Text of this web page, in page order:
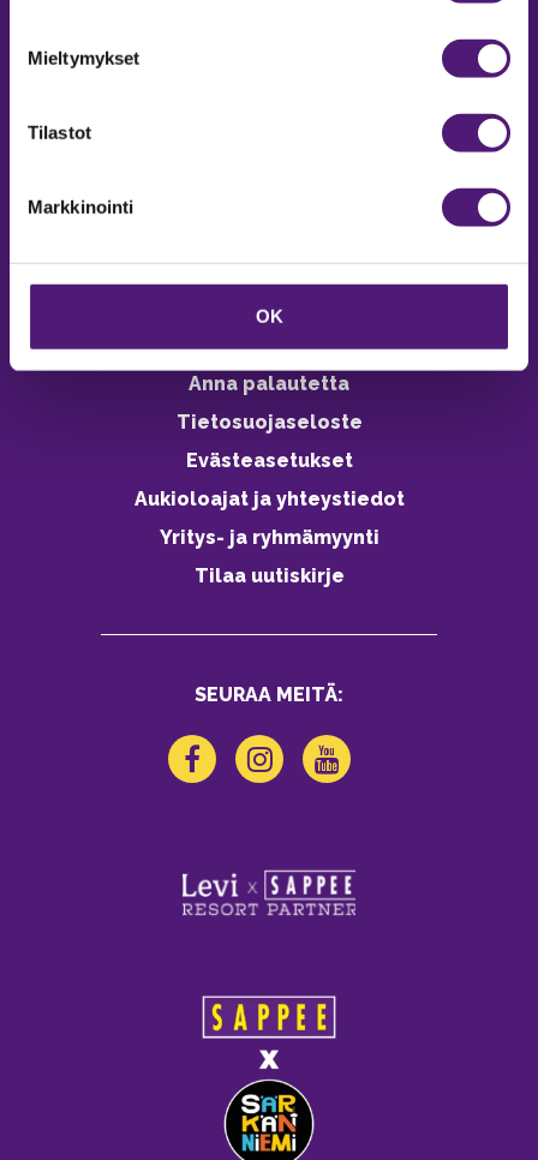
Mieltymykset
Tilastot
Markkinointi
OK
Vastuullisuus
Ympäristöohjelma
Avoimet työpaikat
Anna palautetta
Tietosuojaseloste
Evästeasetukset
Aukioloajat ja yhteystiedot
Yritys- ja ryhmämyynti
Tilaa uutiskirje
SEURAA MEITÄ: